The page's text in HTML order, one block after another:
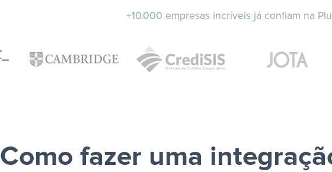
+10.000 empresas incríveis já confiam na
Como fazer uma